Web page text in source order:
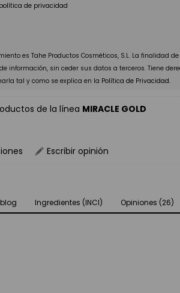
política de privacidad
es Tahe Productos Cosméticos, S.L. La finalidad
información, sin ceder sus datos a terceros. Tiene
tal y como se explica en la Política de Privacidad.
de la línea MIRACLE GOLD
Escribir opinión
blog Ingredientes (INCI) Opiniones (26)